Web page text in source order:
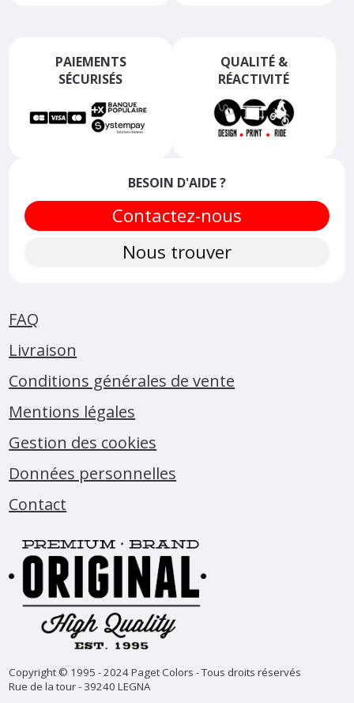
PAIEMENTS
SÉCURISÉS
QUALITÉ &
RÉACTIVITÉ
BESOIN D'AIDE ?
Contactez-nous
Nous trouver
FAQ
Livraison
Conditions générales de vente
Mentions légales
Gestion des cookies
Données personnelles
Contact
Copyright © 1995 - 2024 Paget Colors - Tous droits réservés
Rue de la tour - 39240 LEGNA